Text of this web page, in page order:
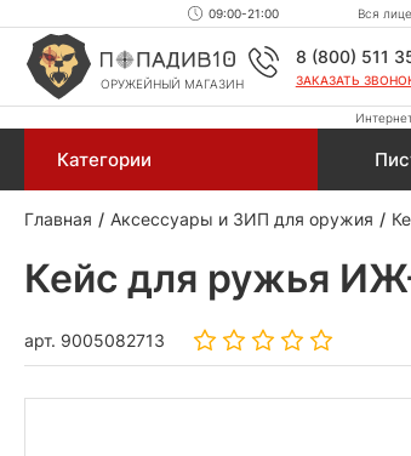
09:00-21:00 Вся
ОРУЖЕЙНЫЙ МАГАЗИН
8 (800) 511
ЗАКАЗАТЬ
Категории
Главная Аксессуары и ЗИП для оружия
Кейс для ружья
арт. 9005082713